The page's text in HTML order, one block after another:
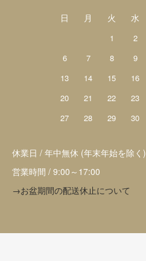
日
月 火 水
1 2
6
7 8 9
13
14 15 16
20
21 22 23
27
28 29 30
休業日 / 年中無休 (年末年始を除く)
営業時間 / 9:00～17:00
→お盆期間の配送休止について